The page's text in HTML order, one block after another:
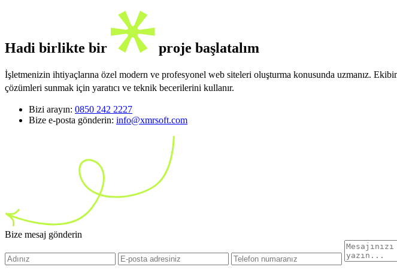
Hadi birlikte bir proje başlatalım
İşletmenizin ihtiyaçlarına özel modern ve profesyonel web siteleri oluşturma konusunda uzmanız.
çözümleri sunmak için yaratıcı ve teknik becerilerini kullanır.
Bizi arayın: 0850 242 2227
Bize e-posta gönderin: info@xmrsoft.com
Bize mesaj gönderin